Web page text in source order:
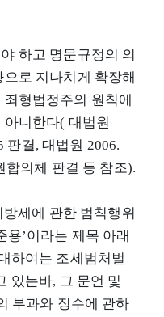
하고 명문규정의 의
로 지나치게 확장해
형법정주의 원칙에
니한다( 대법원
판결, 대법원 2006.
합의체 판결 등 참조).
세에 관한 범칙행위
’이라는 제목 아래
하여는 조세범처벌
있는바, 그 문언 및
부과와 징수에 관하